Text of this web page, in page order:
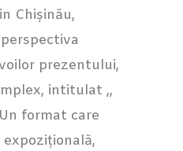
Chișinău,
prezentului,
intitulat ,,
format care